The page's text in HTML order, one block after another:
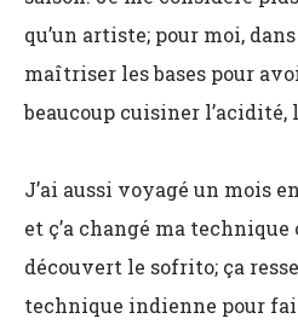
qu’un artiste; pour moi,
maîtriser les bases pour
beaucoup cuisiner
J’ai aussi voyagé un mois
et ç’a changé ma
découvert le sofrito; ça
technique indienne pour